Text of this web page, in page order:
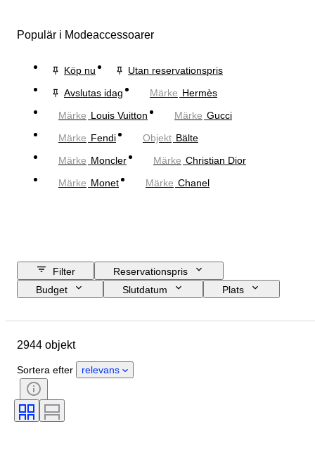
Populär i Modeaccessoarer
Köp nu
Utan reservationspris
Avslutas idag
Märke Hermès
Märke Louis Vuitton Märke Gucci
Märke Fendi Objekt Bälte
Märke Moncler Märke Christian Dior
Märke Monet Märke Chanel
Filter
Reservationspris
Budget
Slutdatum
Plats
Kön
Certifiering
Stil
Färg
Slipning
Mönster
2944 objekt
Sortera efter relevans